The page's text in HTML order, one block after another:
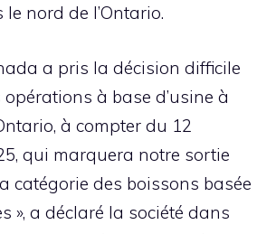
nord de l’Ontario.
a pris la décision difficile
à base d’usine à
à compter du 12
qui marquera notre sortie
catégorie des boissons basée
», a déclaré la société dans